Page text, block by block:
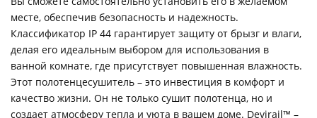
месте, обеспечив безопасность и надежность.
Классификатор IP 44 гарантирует защиту от брызг и влаги,
делая его идеальным выбором для использования в
ванной комнате, где присутствует повышенная влажность.
Этот полотенцесушитель – это инвестиция в комфорт и
качество жизни. Он не только сушит полотенца, но и
создает атмосферу тепла и уюта в вашем доме. Devirail™ –